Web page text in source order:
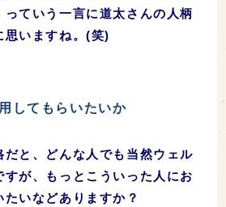
ていう一言に道太さんの人柄
思いますね。(笑)
してもらいたいか
だと、どんな人でも当然ウェル
すが、もっとこういった人にお
いなどありますか？